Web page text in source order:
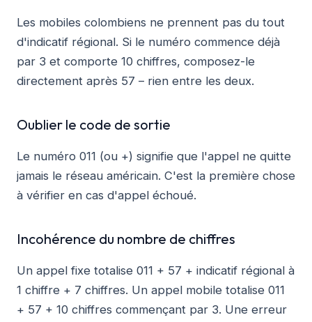
Les mobiles colombiens ne prennent pas du tout
d'indicatif régional. Si le numéro commence déjà
par 3 et comporte 10 chiffres, composez-le
directement après 57 – rien entre les deux.
Oublier le code de sortie
Le numéro 011 (ou +) signifie que l'appel ne quitte
jamais le réseau américain. C'est la première chose
à vérifier en cas d'appel échoué.
Incohérence du nombre de chiffres
Un appel fixe totalise 011 + 57 + indicatif régional à
1 chiffre + 7 chiffres. Un appel mobile totalise 011
+ 57 + 10 chiffres commençant par 3. Une erreur